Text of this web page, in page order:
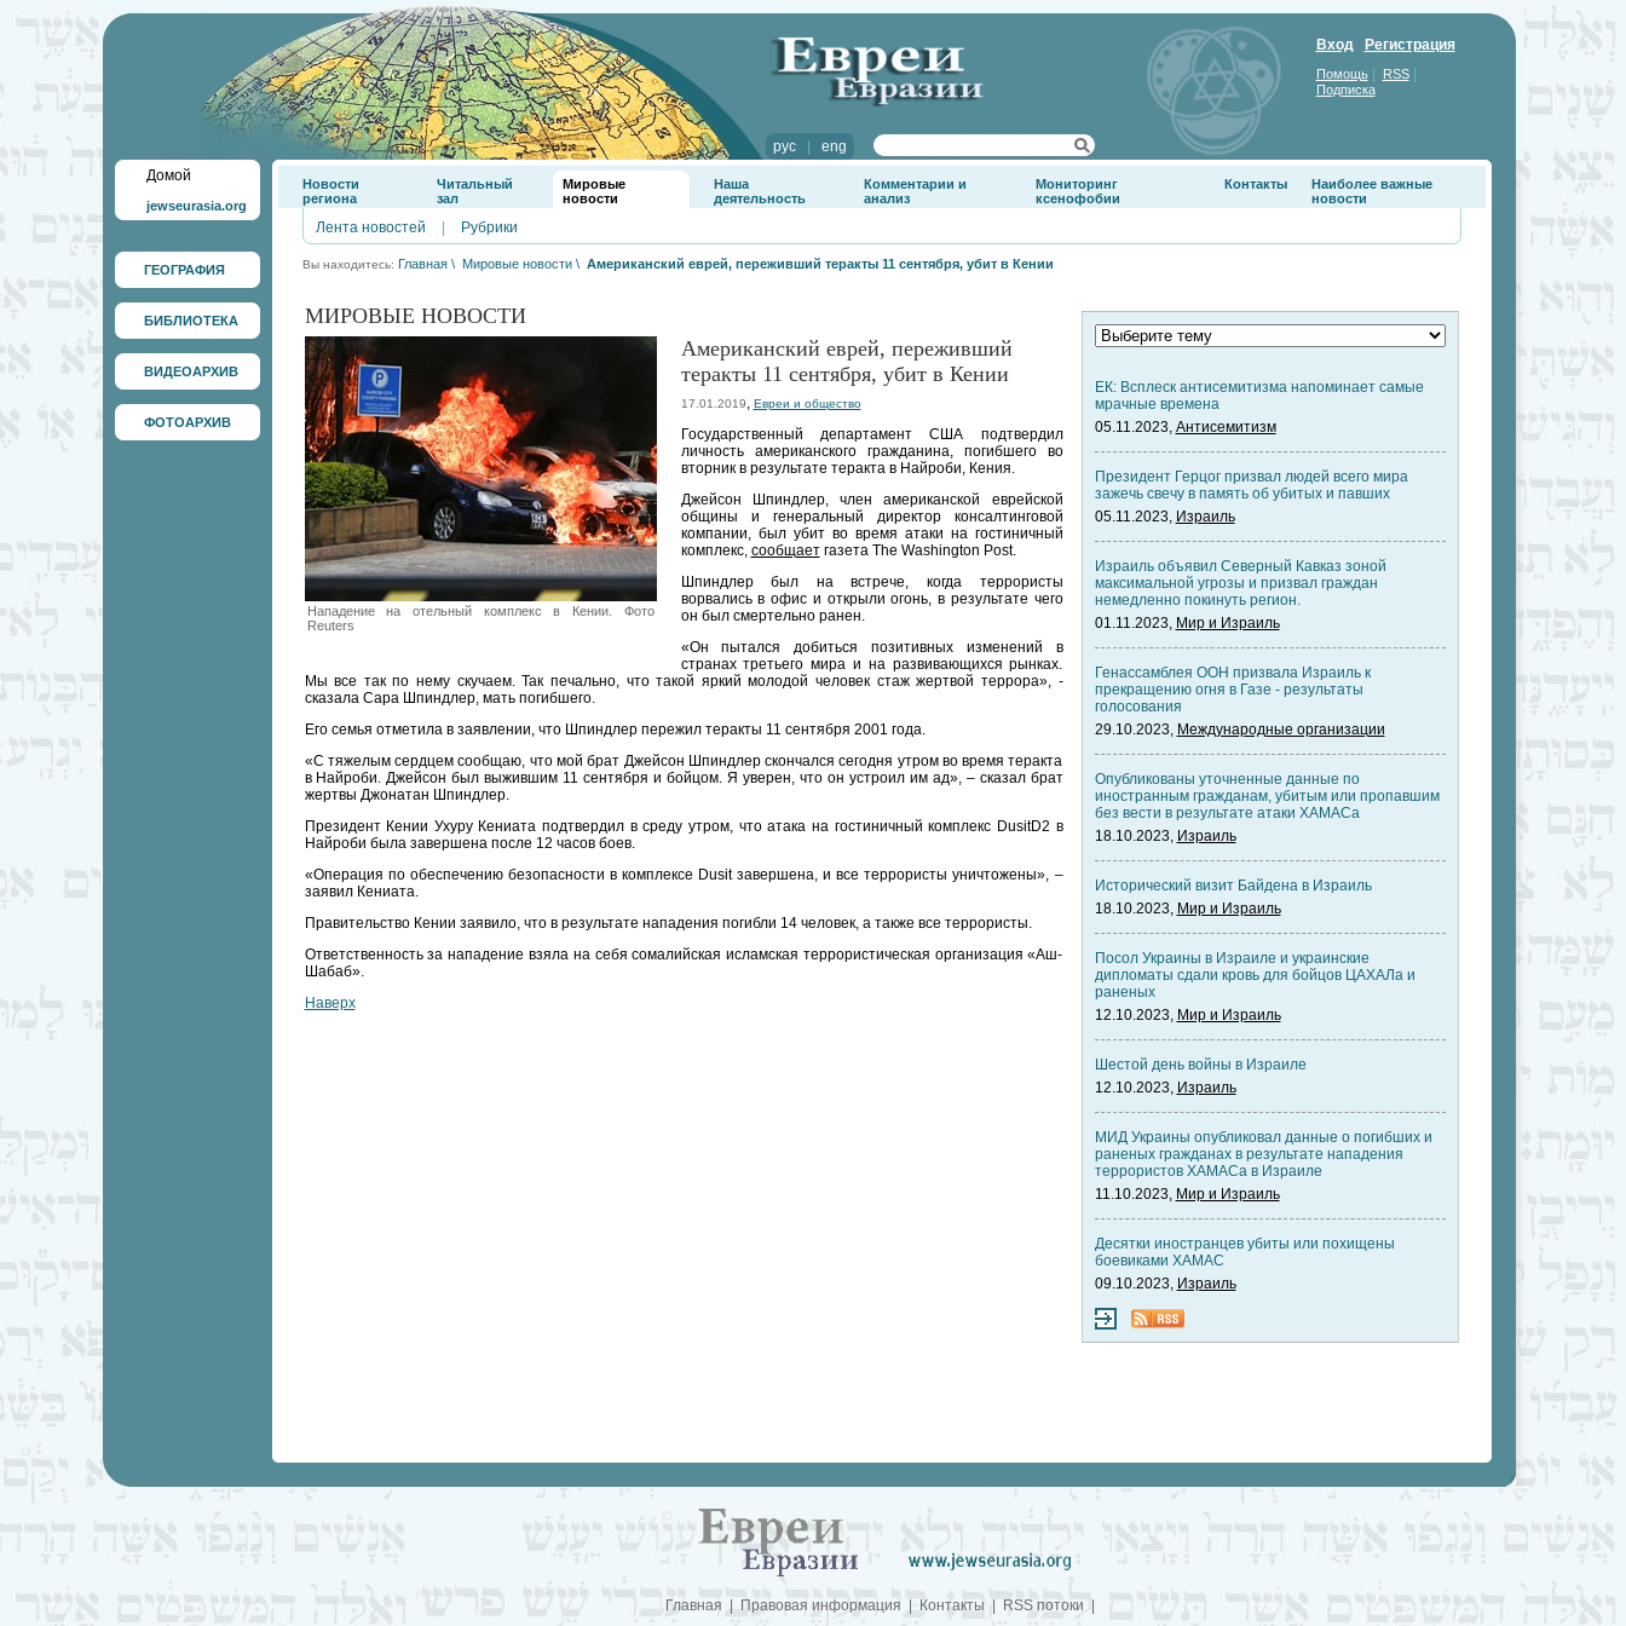
рус| eng
Вход Регистрация
Помощь| RSS|
Подписка
Домой
jewseurasia.org
ГЕОГРАФИЯ
БИБЛИОТЕКА
ВИДЕОАРХИВ
ФОТОАРХИВ
Новости
региона
Читальный
зал
Мировые
новости
Наша
деятельность
Комментарии и
анализ
Мониторинг
ксенофобии
Контакты
Наиболее важные
новости
Лента новостей Рубрики
Вы находитесь: Главная \ Мировые новости \ Американский еврей, переживший теракты 11 сентября, убит в Кении
МИРОВЫЕ НОВОСТИ
Нападение на отельный комплекс в Кении. Фото
Reuters
Американский еврей, переживший
теракты 11 сентября, убит в Кении
17.01.2019, Евреи и общество
Государственный департамент США подтвердил
личность американского гражданина, погибшего во
вторник в результате теракта в Найроби, Кения.
Джейсон Шпиндлер, член американской еврейской
общины и генеральный директор консалтинговой
компании, был убит во время атаки на гостиничный
комплекс, сообщаетгазета The Washington Post.
Шпиндлер был на встрече, когда террористы
ворвались в офис и открыли огонь, в результате чего
он был смертельно ранен.
«Он пытался добиться позитивных изменений в
странах третьего мира и на развивающихся рынках.
Мы все так по нему скучаем. Так печально, что такой яркий молодой человек стаж жертвой террора», -
сказала Сара Шпиндлер, мать погибшего.
Его семья отметила в заявлении, что Шпиндлер пережил теракты 11 сентября 2001 года.
«С тяжелым сердцем сообщаю, что мой брат Джейсон Шпиндлер скончался сегодня утром во время теракта
в Найроби. Джейсон был выжившим 11 сентября и бойцом. Я уверен, что он устроил им ад», – сказал брат
жертвы Джонатан Шпиндлер.
Президент Кении Ухуру Кениата подтвердил в среду утром, что атака на гостиничный комплекс DusitD2 в
Найроби была завершена после 12 часов боев.
«Операция по обеспечению безопасности в комплексе Dusit завершена, и все террористы уничтожены», –
заявил Кениата.
Правительство Кении заявило, что в результате нападения погибли 14 человек, а также все террористы.
Ответственность за нападение взяла на себя сомалийская исламская террористическая организация «Аш-
Шабаб».
Наверх
ЕК: Всплеск антисемитизма напоминает самые
мрачные времена
05.11.2023, Антисемитизм
Президент Герцог призвал людей всего мира
зажечь свечу в память об убитых и павших
05.11.2023, Израиль
Израиль объявил Северный Кавказ зоной
максимальной угрозы и призвал граждан
немедленно покинуть регион.
01.11.2023, Мир и Израиль
Генассамблея ООН призвала Израиль к
прекращению огня в Газе - результаты
голосования
29.10.2023, Международные организации
Опубликованы уточненные данные по
иностранным гражданам, убитым или пропавшим
без вести в результате атаки ХАМАСа
18.10.2023, Израиль
Исторический визит Байдена в Израиль
18.10.2023, Мир и Израиль
Посол Украины в Израиле и украинские
дипломаты сдали кровь для бойцов ЦАХАЛа и
раненых
12.10.2023, Мир и Израиль
Шестой день войны в Израиле
12.10.2023, Израиль
МИД Украины опубликовал данные о погибших и
раненых гражданах в результате нападения
террористов ХАМАСа в Израиле
11.10.2023, Мир и Израиль
Десятки иностранцев убиты или похищены
боевиками ХАМАС
09.10.2023, Израиль
Главная Правовая информация Контакты RSS потоки